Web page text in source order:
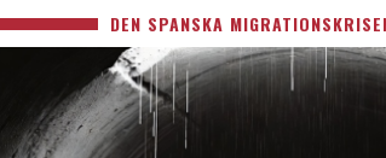
DEN SPANSKA